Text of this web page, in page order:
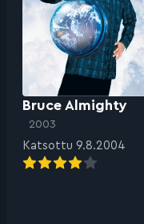
Bruce Almighty
2003
Katsottu 9.8.2004